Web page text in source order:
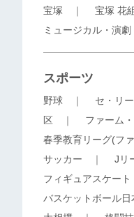
宝塚 ｜ 宝塚 花
ミュージカル・演劇
スポーツ
野球 ｜ セ・リ
区 ｜ ファーム
春季教育リーグ(フ
サッカー ｜ Jリ
フィギュアスケー
バスケットボール日